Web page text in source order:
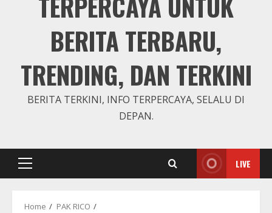
BERITA TERBARU,
TRENDING, DAN TERKINI
BERITA TERKINI, INFO TERPERCAYA, SELALU DI
DEPAN.
Primary
LIVE
Home
PAK RICO